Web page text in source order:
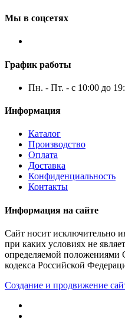
Мы в соцсетях
График работы
Пн. - Пт. - с 10:00 до
Информация
Каталог
Производство
Оплата
Доставка
Конфиденциальность
Контакты
Информация на сайте
Сайт носит исключительно
при каких условиях не
определяемой положениями
кодекса Российской
Создание и продвижение